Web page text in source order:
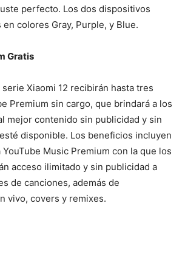
perfecto. Los dos dispositivos
colores Gray, Purple, y Blue.
Gratis
Xiaomi 12 recibirán hasta tres
Premium sin cargo, que brindará a los
mejor contenido sin publicidad y sin
disponible. Los beneficios incluyen
Music Premium con la que los
acceso ilimitado y sin publicidad a
de canciones, además de
vivo, covers y remixes.